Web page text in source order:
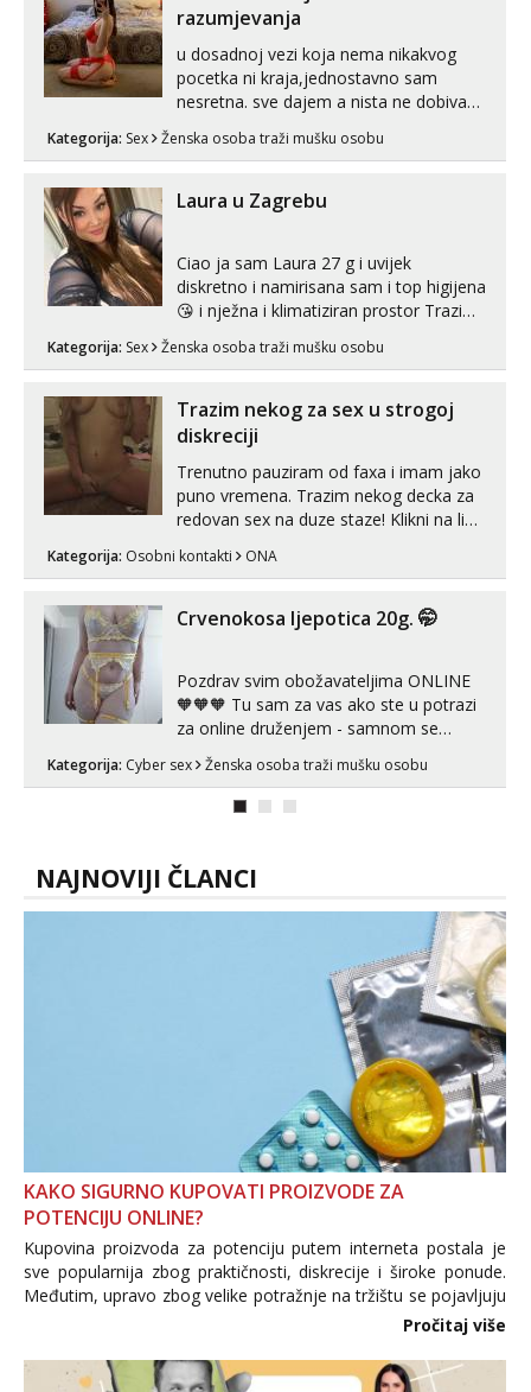
razumjevanja
u dosadnoj vezi koja nema nikakvog
pocetka ni kraja,jednostavno sam
nesretna. sve dajem a nista ne dobivam
zadovoljiti moje potrebe,ne trazim puno
volim njezan seks i njezne poljupce po
tijelu koji me jako pale,obozavam kad
Kategorija: Sex Ženska osoba traži mušku osobu
Laura u Zagrebu
Ciao ja sam Laura 27 g i uvijek
diskretno i namirisana sam i top higijena
😘 i nježna i klimatiziran prostor Trazim
Pusenje i gutanje sperme Erotsko rublje
tijelu Iskljucivo neradim analni !!! I
neljubim se Wha...
Kategorija: Sex Ženska osoba traži mušku osobu
Trazim nekog za sex u strogoj
diskreciji
Trenutno pauziram od faxa i imam jako
puno vremena. Trazim nekog decka za
redovan sex na duze staze! Klikni na link
Kategorija: Osobni kontakti ONA
Crvenokosa ljepotica 20g. 🤭
Pozdrav svim obožavateljima ONLINE
🧡🧡🧡 Tu sam za vas ako ste u potrazi
za online druženjem - samnom se
možete zabaviti preko videopoziva, ili
ako vam nisam dovoljna radim i u paru i
trojci s kolegicama, svaka je drugačija
Kategorija: Cyber sex Ženska osoba traži mušku osobu
NAJNOVIJI ČLANCI
KAKO SIGURNO KUPOVATI PROIZVODE ZA
POTENCIJU ONLINE?
Kupovina proizvoda za potenciju putem interneta postala je
sve popularnija zbog praktičnosti, diskrecije i široke ponude.
Međutim, upravo zbog velike potražnje na tržištu se pojavljuju
i brojni krivotvoreni proizvodi, nepouzdane internetske
Pročitaj više